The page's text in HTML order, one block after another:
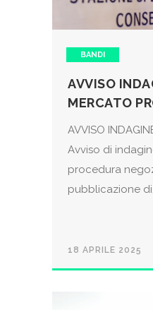
BANDI
AVVISO
MERCATO
AVVISO
Avviso di
procedura
pubblicazione
18 APRILE 2025